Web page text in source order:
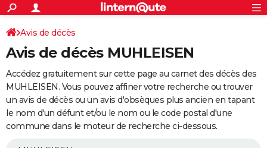
ACTUALITÉS
Politique
Société
Faits Divers
Education
Monde
Villes
+
SPORT
Coupe du monde 2026
Football
Tennis
Cyclisme
Rugby
Forum
Programme TV
TNTStreaming
Cinéma
Sorties cinéma
Musique
+
FINANCE
Impôts
Immobilier
Risques naturels par ville
Banque
Assurance
Crédit
AUTO
Essais
Réserver un essai
Citadines
Berlines
SUV
Forum auto
+
Avis de décès
Avis de décès MUHLEISEN
Accédez gratuitement sur cette page au carnet des décès des
MUHLEISEN. Vous pouvez affiner votre recherche ou trouver
un avis de décès ou un avis d'obsèques plus ancien en tapant
le nom d'un défunt et/ou le nom ou le code postal d'une
commune dans le moteur de recherche ci-dessous.